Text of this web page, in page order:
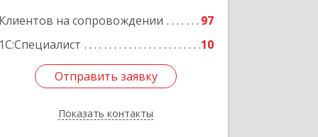
Клиентов на сопровождении
97
1С:Специалист
10
Отправить заявку
Показать контакты
Подробнее
Отправить заявку
Назад